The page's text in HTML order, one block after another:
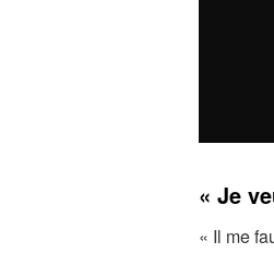
« Je
« Il me